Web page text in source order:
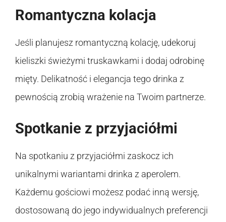
Romantyczna kolacja
Jeśli planujesz romantyczną kolację, udekoruj
kieliszki świeżymi truskawkami i dodaj odrobinę
mięty. Delikatność i elegancja tego drinka z
pewnością zrobią wrażenie na Twoim partnerze.
Spotkanie z przyjaciółmi
Na spotkaniu z przyjaciółmi zaskocz ich
unikalnymi wariantami drinka z aperolem.
Każdemu gościowi możesz podać inną wersję,
dostosowaną do jego indywidualnych preferencji